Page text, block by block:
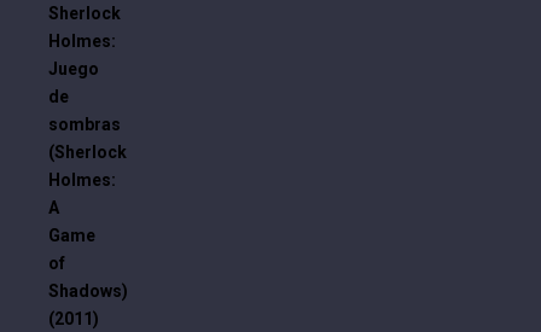
Sherlock
Holmes:
Juego
de
sombras
(Sherlock
Holmes:
A
Game
of
Shadows)
(2011)